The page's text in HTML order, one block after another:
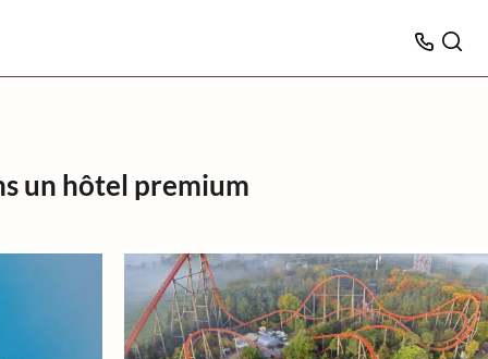
un hôtel premium